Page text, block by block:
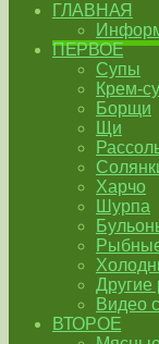
ГЛАВНАЯ
ПЕРВОЕ
Супы
Крем-
Борщи
Щи
Харчо
Шурпа
Другие
Видео
ВТОРОЕ